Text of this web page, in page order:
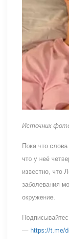
Источник
Пока что
что у неё
известно, что
заболевания
окружение.
— https://t.me/